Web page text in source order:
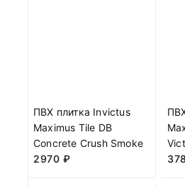
ПВХ плитка Invictus
Maximus Tile DB
Concrete Crush Smoke
2970 ₽